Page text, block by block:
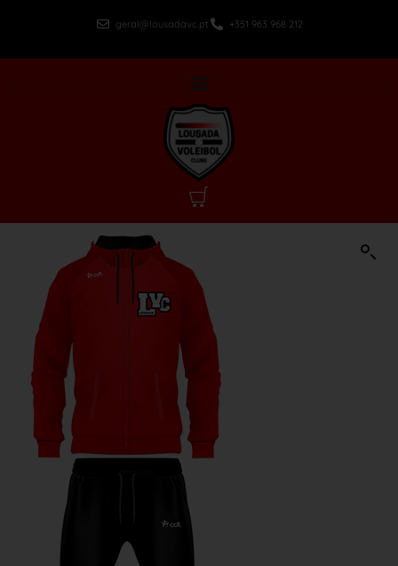
geral@lousadavc.pt +351 963 968 212